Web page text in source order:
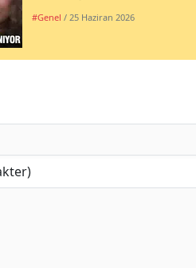
#Genel / 25 Haziran 2026